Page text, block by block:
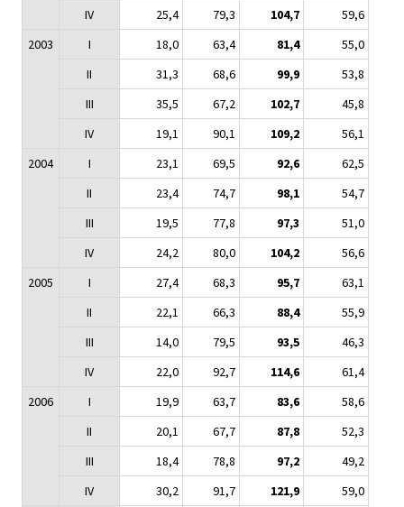
IV
25,4 79,3 104,7
59,6
2003
I 18,0 63,4 81,4
55,0
II
31,3 68,6 99,9
53,8
III
35,5 67,2 102,7
45,8
IV
19,1 90,1 109,2
56,1
2004
I 23,1 69,5 92,6
62,5
II
23,4 74,7 98,1
54,7
III
19,5 77,8 97,3
51,0
IV
24,2 80,0 104,2
56,6
2005
I 27,4 68,3 95,7
63,1
II
22,1 66,3 88,4
55,9
III
14,0 79,5 93,5
46,3
IV
22,0 92,7 114,6
61,4
2006
I 19,9 63,7 83,6
58,6
II
20,1 67,7 87,8
52,3
III
18,4 78,8 97,2
49,2
IV
30,2 91,7 121,9
59,0